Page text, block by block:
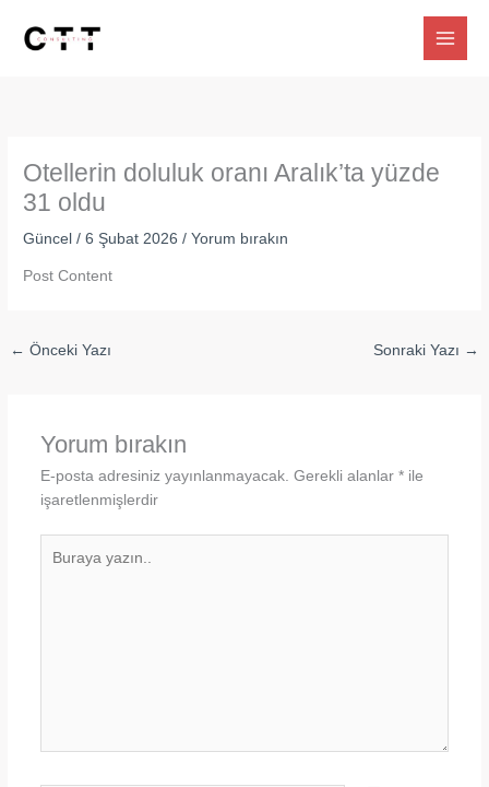
Otellerin doluluk oranı Aralık’ta yüzde
31 oldu
Güncel /6 Şubat 2026/Yorum bırakın
Post Content
← Önceki Yazı Sonraki Yazı →
Yorum bırakın
E-posta adresiniz yayınlanmayacak. Gerekli alanlar *ile
işaretlenmişlerdir